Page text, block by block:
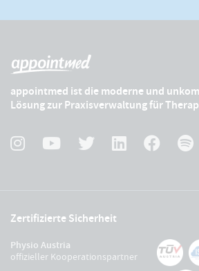
appointmed ist die moderne und
Lösung zur Praxisverwaltung für
Zertifizierte Sicherheit
Physio Austria
offizieller Kooperationspartner